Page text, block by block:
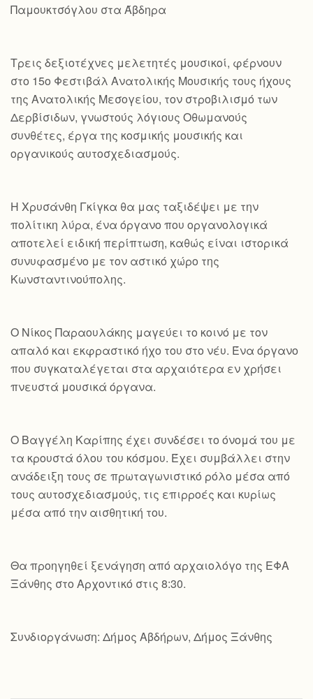
Παμουκτσόγλου στα Άβδηρα
Τρεις δεξιοτέχνες μελετητές μουσικοί, φέρνουν
στο 15ο Φεστιβάλ Ανατολικής Μουσικής τους ήχους
της Ανατολικής Μεσογείου, τον στροβιλισμό των
Δερβίσιδων, γνωστούς λόγιους Οθωμανούς
συνθέτες, έργα της κοσμικής μουσικής και
οργανικούς αυτοσχεδιασμούς.
Η Χρυσάνθη Γκίγκα θα μας ταξιδέψει με την
πολίτικη λύρα, ένα όργανο που οργανολογικά
αποτελεί ειδική περίπτωση, καθώς είναι ιστορικά
συνυφασμένο με τον αστικό χώρο της
Κωνσταντινούπολης.
Ο Νίκος Παραουλάκης μαγεύει το κοινό με τον
απαλό και εκφραστικό ήχο του στο νέυ. Ένα όργανο
που συγκαταλέγεται στα αρχαιότερα εν χρήσει
πνευστά μουσικά όργανα.
Ο Βαγγέλη Καρίπης έχει συνδέσει το όνομά του με
τα κρουστά όλου του κόσμου. Έχει συμβάλλει στην
ανάδειξη τους σε πρωταγωνιστικό ρόλο μέσα από
τους αυτοσχεδιασμούς, τις επιρροές και κυρίως
μέσα από την αισθητική του.
Θα προηγηθεί ξενάγηση από αρχαιολόγο της ΕΦΑ
Ξάνθης στο Αρχοντικό στις 8:30.
Συνδιοργάνωση: Δήμος Αβδήρων, Δήμος Ξάνθης